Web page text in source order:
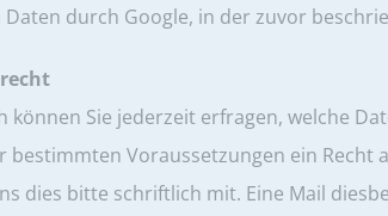
durch Google, in der zuvor
können Sie jederzeit erfragen, welche
bestimmten Voraussetzungen ein Recht
dies bitte schriftlich mit. Eine Mail